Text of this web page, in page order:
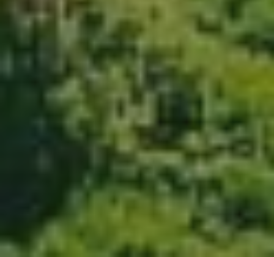
SmartFarmer App
Windows App
Android App
Blog
Eingabeservice
Fernwartung
© NOVASYS GmbH - Preisangaben zzgl MwSt. -
Datenschutz